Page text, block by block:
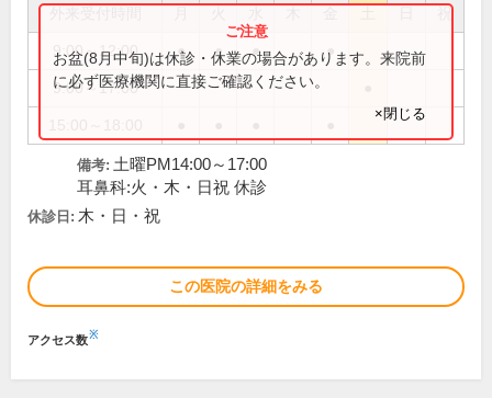
祝
9:00～12:00 ● ● ● ●
9:00～17:00
お盆(8月中旬)は休診・休業の場合があります。来院前
に必ず医療機関に直接ご確認ください。
×閉じる
備考: 土曜PM14:00～17:00
耳鼻科:火・木・日祝 休診
休診日: 木・日・祝
この医院の詳細をみる
アクセス数※